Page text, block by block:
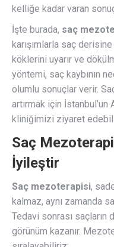
kelliğe kadar varan
İşte burada, saç
karışımlarla saç
köklerini uyarır ve
yöntemi, saç kaybının
olumlu sonuçlar verir.
artırmak için İstanbul’un
kliniğimizi ziyaret
Saç
İyileştir
Saç mezoterapisi,
kalmaz, aynı zamanda
Tedavi sonrası saçların
görünüm kazanır.